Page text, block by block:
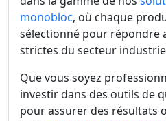
monobloc, où chaque
sélectionné pour répondre
strictes du secteur
Que vous soyez
investir dans des outils de
pour assurer des résultats